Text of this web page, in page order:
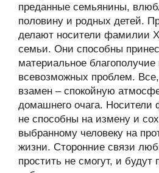
преданные семьянины,
половину и родных детей.
делают носители фамилии
семьи. Они способны
материальное
всевозможных проблем.
взамен – спокойную
домашнего очага.
не способны на измену и
выбранному человеку на
жизни. Сторонние связи
простить не смогут, и будут